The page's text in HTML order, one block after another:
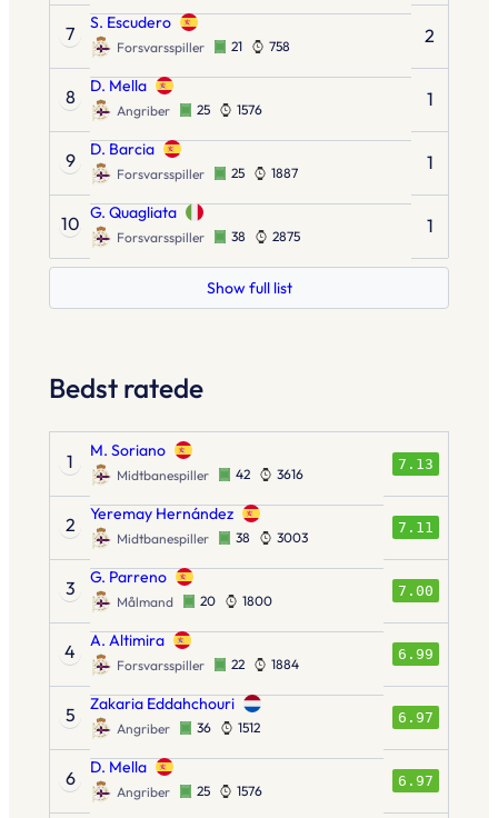
7 S. Escudero
Forsvarsspiller 21 758 2
8 D. Mella
Angriber 25 1576 1
9 D. Barcia
Forsvarsspiller 25 1887 1
10 G. Quagliata
Forsvarsspiller 38 2875 1
Show full list
Bedst ratede
1 M. Soriano
Midtbanespiller 42 3616
7.13
2 Yeremay Hernández
Midtbanespiller 38 3003
7.11
3 G. Parreno
Målmand 20 1800
7.00
4 A. Altimira
Forsvarsspiller 22 1884
6.99
5 Zakaria Eddahchouri
Angriber 36 1512
6.97
6 D. Mella
Angriber 25 1576
6.97